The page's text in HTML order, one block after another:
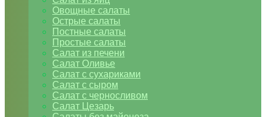
Овощные салаты
Острые салаты
Постные салаты
Простые салаты
Салат из печени
Салат Оливье
Салат с сухариками
Салат с сыром
Салат с черносливом
Салат Цезарь